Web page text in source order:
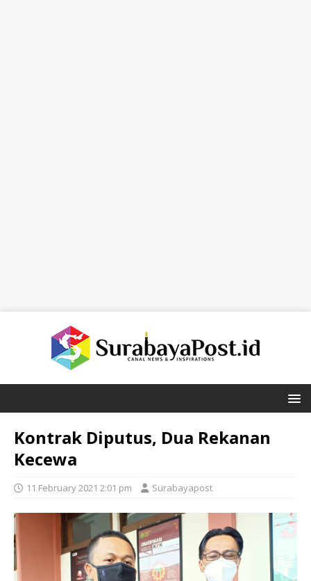
Kontrak Diputus, Dua Rekanan
Kecewa
11 February 2021 2:01 pm Surabayapost